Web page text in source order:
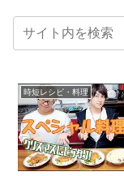
時短レシピ・料理